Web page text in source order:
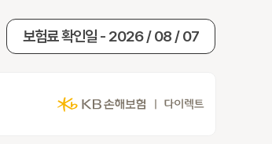
보험료 확인일 - 2026 / 08 / 07